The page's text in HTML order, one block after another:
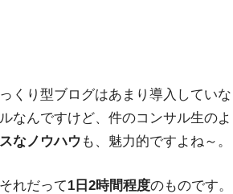
くり型ブログはあまり導入していな
なんですけど、件のコンサル生のよ
なノウハウ も、魅力的ですよね～。
れだって1日2時間程度のものです。